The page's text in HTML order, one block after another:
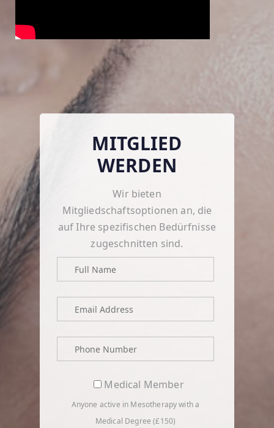
MITGLIED
WERDEN
Wir bieten
Mitgliedschaftsoptionen an, die
auf Ihre spezifischen Bedürfnisse
zugeschnitten sind.
Medical Member
Anyone active in Mesotherapy with a
Medical Degree (£150)